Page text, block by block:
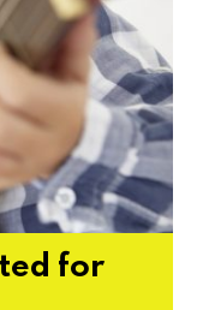
for